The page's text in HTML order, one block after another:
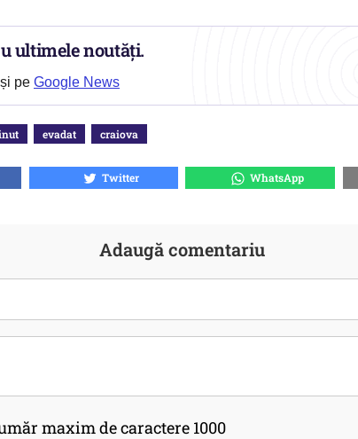
ultimele noutăți.
pe Google News
evadat craiova
Twitter WhatsApp
Adaugă comentariu
maxim de caractere 1000